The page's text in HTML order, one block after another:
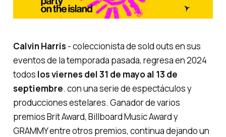
Calvin Harris- coleccionista desold outsen sus
eventos de la temporada pasada, regresa en 2024
todos los viernes del 31 de mayo al 13 de
septiembre. con una serie de espectáculos y
producciones estelares. Ganador de varios
premios Brit Award, Billboard Music Award y
GRAMMY entre otros premios, continua dejando un